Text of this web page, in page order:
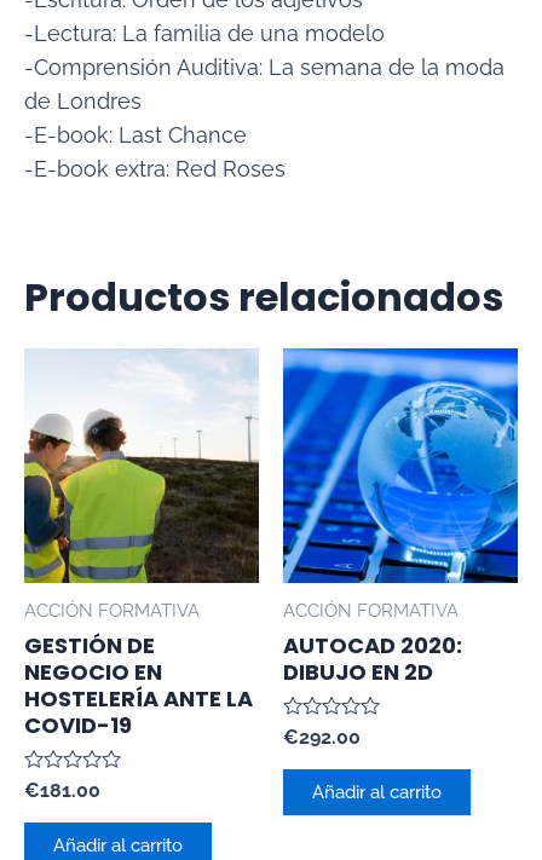
-Lectura: La familia de una modelo
-Comprensión Auditiva: La semana de la moda
de Londres
-E-book: Last Chance
-E-book extra: Red Roses
Productos relacionados
ACCIÓN FORMATIVA
GESTIÓN DE
NEGOCIO EN
HOSTELERÍA ANTE LA
COVID-19
Valorado
0
€181.00
Añadir al carrito
ACCIÓN FORMATIVA
AUTOCAD 2020:
DIBUJO EN 2D
Valorado
0
€292.00
Añadir al carrito